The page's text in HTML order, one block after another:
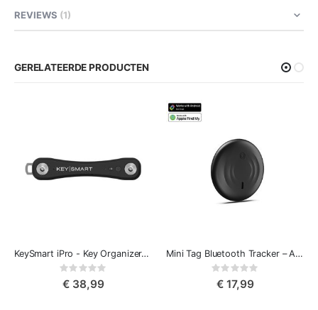
REVIEWS 1
GERELATEERDE PRODUCTEN
KeySmart iPro - Key Organizer-sleutelhanger met Apple Find My App
Rating:
€ 38,99
Mini Tag Bluetooth Tracker – Apple Find My & Google Find Hub
Rating:
€ 17,99